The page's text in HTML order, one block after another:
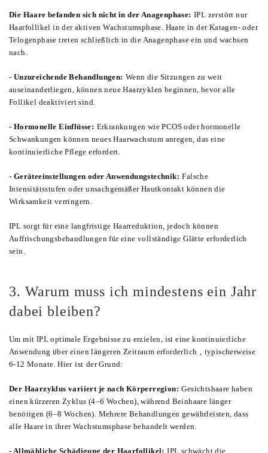
Die Haare befanden sich nicht in der Anagenphase: IPL zerstört nur
Haarfollikel in der aktiven Wachstumsphase. Haare in der Katagen- oder
Telogenphase treten schließlich in die Anagenphase ein und wachsen
nach.
- Unzureichende Behandlungen: Wenn die Sitzungen zu weit
auseinanderliegen, können neue Haarzyklen beginnen, bevor alle
Follikel deaktiviert sind.
- Hormonelle Einflüsse: Erkrankungen wie PCOS oder hormonelle
Schwankungen können neues Haarwachstum anregen, das eine
kontinuierliche Pflege erfordert.
- Geräteeinstellungen oder Anwendungstechnik: Falsche
Intensitätsstufen oder unsachgemäßer Hautkontakt können die
Wirksamkeit verringern.
IPL sorgt für eine langfristige Haarreduktion, jedoch können
Auffrischungsbehandlungen für eine vollständige Glätte erforderlich
sein.
3. Warum muss ich mindestens ein Jahr
dabei bleiben?
Um mit IPL optimale Ergebnisse zu erzielen, ist eine kontinuierliche
Anwendung über einen längeren Zeitraum erforderlich
typischerweise
6-12 Monate. Hier ist der Grund:
Der Haarzyklus variiert je nach Körperregion: Gesichtshaare haben
einen kürzeren Zyklus (4–6 Wochen), während Beinhaare länger
benötigen (6–8 Wochen). Mehrere Behandlungen gewährleisten, dass
alle Haare in ihrer Wachstumsphase behandelt werden.
- Allmähliche Schädigung der Haarfollikel: IPL schwächt die